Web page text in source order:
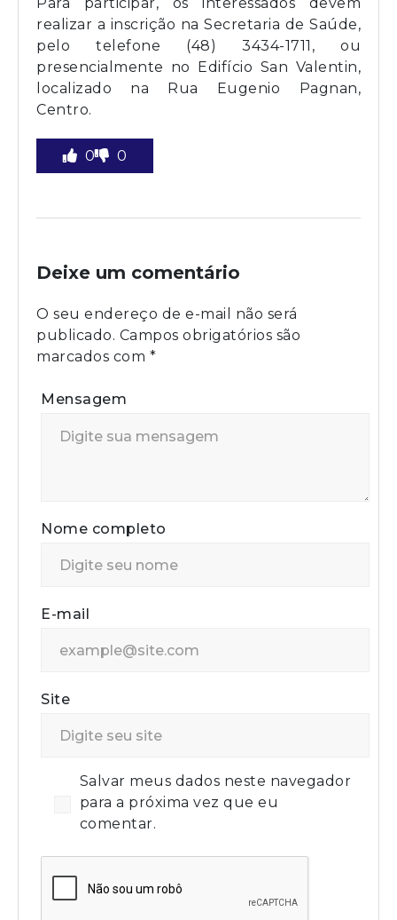
realizar a inscrição na Secretaria de Saúde,
pelo telefone (48) 3434-1711, ou
presencialmente no Edifício San Valentin,
localizado na Rua Eugenio Pagnan,
Centro.
0 0
Deixe um comentário
O seu endereço de e-mail não será
publicado. Campos obrigatórios são
marcados com *
Mensagem
Nome completo
E-mail
Site
Salvar meus dados neste navegador
para a próxima vez que eu
comentar.